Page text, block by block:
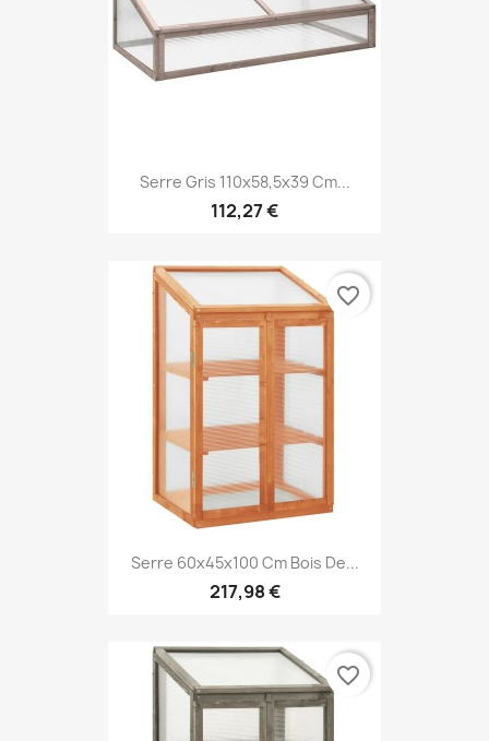
Serre Gris 110x58,5x39 Cm...
112,27 €
Serre 60x45x100 Cm Bois De...
217,98 €
favorite_border
favorite_border